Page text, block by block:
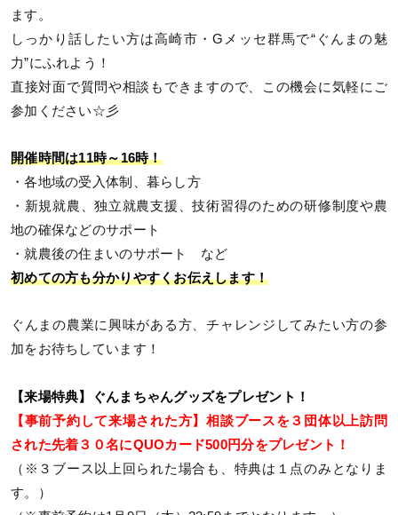
ます。
しっかり話したい方は高崎市・Gメッセ群馬で“ぐんまの魅
力”にふれよう！
直接対面で質問や相談もできますので、この機会に気軽にご
参加ください☆彡
開催時間は11時～16時！
・各地域の受入体制、暮らし方
・新規就農、独立就農支援、技術習得のための研修制度や農
地の確保などのサポート
・就農後の住まいのサポート など
初めての方も分かりやすくお伝えします！
ぐんまの農業に興味がある方、チャレンジしてみたい方の参
加をお待ちしています！
【来場特典】ぐんまちゃんグッズをプレゼント！
【事前予約して来場された方】相談ブースを３団体以上訪問
された先着３０名にQUOカード500円分をプレゼント！
（※３ブース以上回られた場合も、特典は１点のみとなりま
す。）